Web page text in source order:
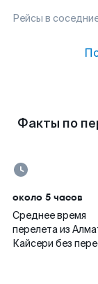
Рейсы в
Факты по
около 5 часов
Среднее время
перелета из
Кайсери без